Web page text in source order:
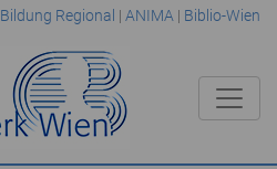
Bildung Regional | ANIMA | Biblio-Wien